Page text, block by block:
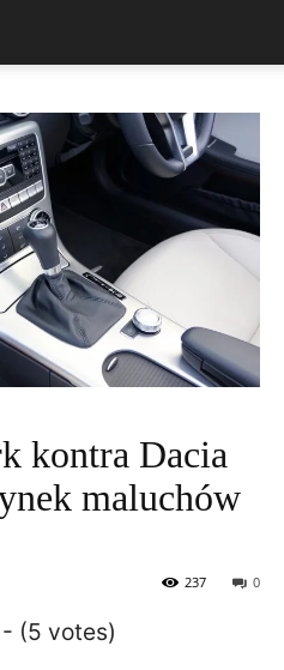
kontra Dacia
maluchów
0
237
(5 votes)